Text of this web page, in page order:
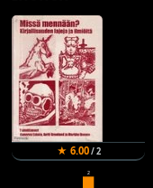
★ 6.00/2
2